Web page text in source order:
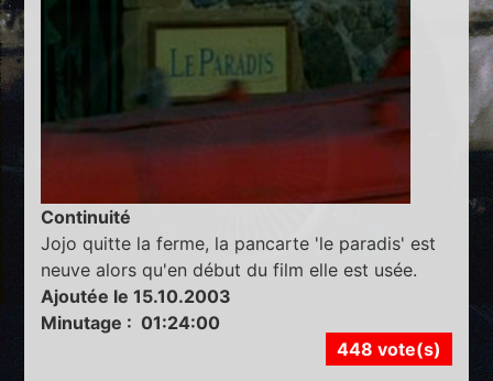
Continuité
Jojo quitte la ferme, la pancarte 'le paradis' est
neuve alors qu'en début du film elle est usée.
Ajoutée le 15.10.2003
Minutage : 01:24:00
448 vote(s)